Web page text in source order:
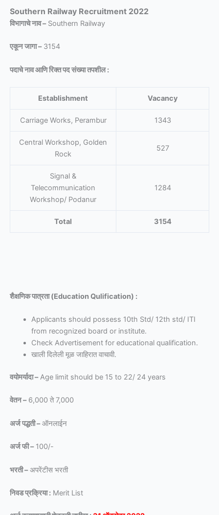
Southern Railway Recruitment 2022
विभागाचे नाव –Southern Railway
एकून जागा –3154
पदाचे नाव आणि रिक्त पद संख्या तपशील :
Establishment Vacancy
Carriage Works, Perambur 1343
Central Workshop, Golden
Rock
527
Signal &
Telecommunication
Workshop/ Podanur
1284
Total 3154
शैक्षणिक पात्रता (Education Qulification) :
Applicants should possess 10th Std/ 12th std/ ITI
from recognized board or institute.
Check Advertisement for educational qualification.
खाली दिलेली मूळ जाहिरात वाचावी.
वयोमर्यादा –Age limit should be 15 to 22/ 24 years
वेतन –6,000 ते 7,000
अर्ज पद्धती –ऑनलाईन
अर्ज फी –100/-
भरती –अपरेंटीस भरती
निवड प्रक्रिया : Merit List